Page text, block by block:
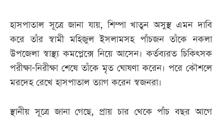
হাসপাতাল সূত্রে জানা যায়, শিম্পা খাতুন অসুস্থ এমন দাবি
করে তাঁর স্বামী মহিজুল ইসলামসহ পাঁচজন তাঁকে নকলা
উপজেলা স্বাস্থ্য কমপ্লেক্সে নিয়ে আসেন। কর্তব্যরত চিকিৎসক
পরীক্ষা-নিরীক্ষা শেষে তাঁকে মৃত ঘোষণা করেন। পরে কৌশলে
মরদেহ রেখে হাসপাতাল ত্যাগ করেন স্বজনরা।
স্থানীয় সূত্রে জানা গেছে, প্রায় চার থেকে পাঁচ বছর আগে